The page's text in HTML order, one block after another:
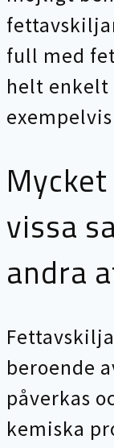
full med
helt enkelt
vissa
andra
beroende
påverkas
kemiska